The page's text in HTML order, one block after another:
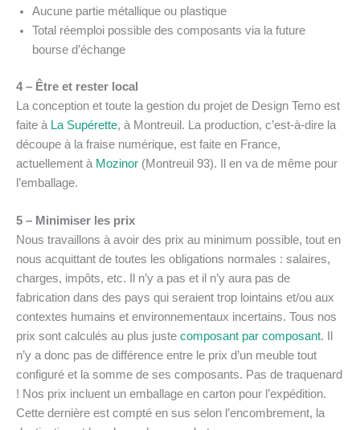
Aucune partie métallique ou plastique
Total réemploi possible des composants via la future
bourse d’échange
4 – Être et rester local
La conception et toute la gestion du projet de Design Temo est
faite à La Supérette, à Montreuil. La production, c’est-à-dire la
découpe à la fraise numérique, est faite en France,
actuellement à Mozinor (Montreuil 93). Il en va de même pour
l’emballage.
5 – Minimiser les prix
Nous travaillons à avoir des prix au minimum possible, tout en
nous acquittant de toutes les obligations normales : salaires,
charges, impôts, etc. Il n’y a pas et il n’y aura pas de
fabrication dans des pays qui seraient trop lointains et/ou aux
contextes humains et environnementaux incertains. Tous nos
prix sont calculés au plus juste composant par composant. Il
n’y a donc pas de différence entre le prix d’un meuble tout
configuré et la somme de ses composants. Pas de traquenard
! Nos prix incluent un emballage en carton pour l’expédition.
Cette dernière est compté en sus selon l’encombrement, la